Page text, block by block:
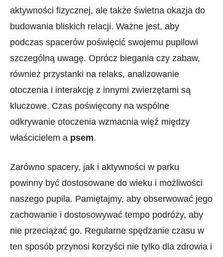
aktywności fizycznej, ale ​także świetna okazja do
budowania​ bliskich relacji. Ważne jest, ⁣aby
podczas spacerów poświęcić swojemu pupilowi
szczególną uwagę. ⁣Oprócz biegania czy zabaw,
również ⁣przystanki na relaks, analizowanie
otoczenia i interakcję z innymi zwierzętami są
kluczowe.​ Czas poświęcony na wspólne
odkrywanie otoczenia wzmacnia więź między
właścicielem a psem.
Zarówno spacery, jak i aktywności⁤ w ⁣parku
powinny być dostosowane ‍do ‌wieku i możliwości
naszego pupila. Pamiętajmy, aby obserwować jego
zachowanie i dostosowywać tempo podróży, aby
‌nie przeciążać go. Regularne⁤ spędzanie czasu w
ten sposób przynosi korzyści nie tylko dla⁢ zdrowia i